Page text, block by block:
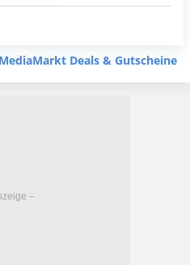
Deals & Gutscheine